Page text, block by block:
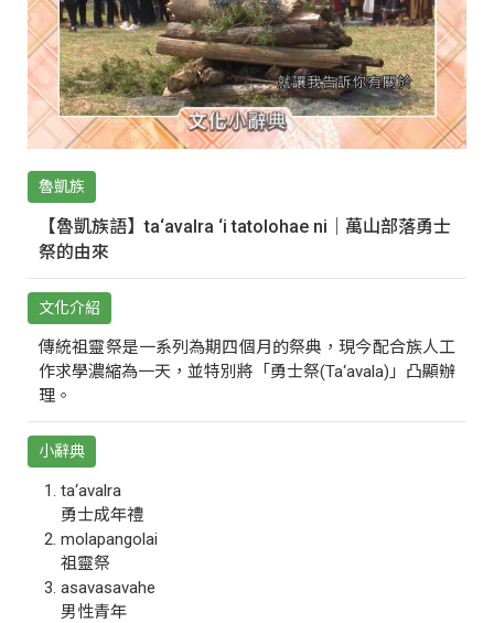
魯凱族
【魯凱族語】ta‘avalra ‘i tatolohae ni｜萬山部落勇士
祭的由來
文化介紹
傳統祖靈祭是一系列為期四個月的祭典，現今配合族人工
作求學濃縮為一天，並特別將「勇士祭(Ta‘avala)」凸顯辦
理。
小辭典
ta‘avalra
勇士成年禮
molapangolai
祖靈祭
asavasavahe
男性青年